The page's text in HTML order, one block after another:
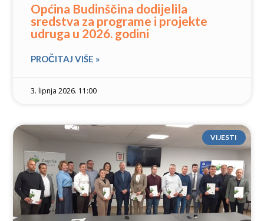
Općina Budinščina dodijelila
sredstva za programe i projekte
udruga u 2026. godini
PROČITAJ VIŠE »
3. lipnja 2026. 11:00
VIJESTI